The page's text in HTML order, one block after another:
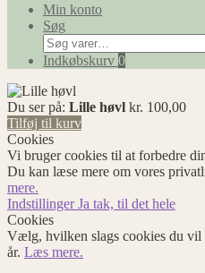
Min konto
Søg
Søg
efter:
Indkøbskurv 0
Du ser på: Lille høvl kr. 100,00
Tilføj til kurv
Cookies
Vi bruger cookies til at forbedre
Du kan læse mere om vores
mere.
IndstillingerJa tak, til det hele
Cookies
Vælg, hvilken slags cookies du vil
år. Læs mere.